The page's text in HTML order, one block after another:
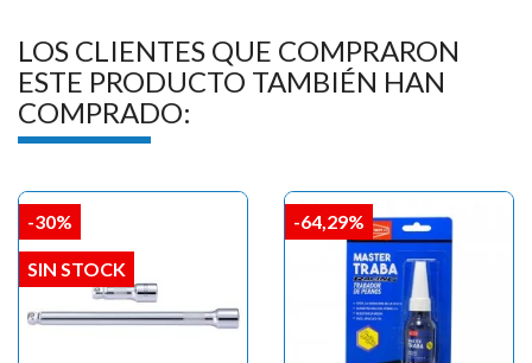
LOS CLIENTES QUE COMPRARON
ESTE PRODUCTO TAMBIÉN HAN
COMPRADO:
-30%
SIN STOCK
-64,29%